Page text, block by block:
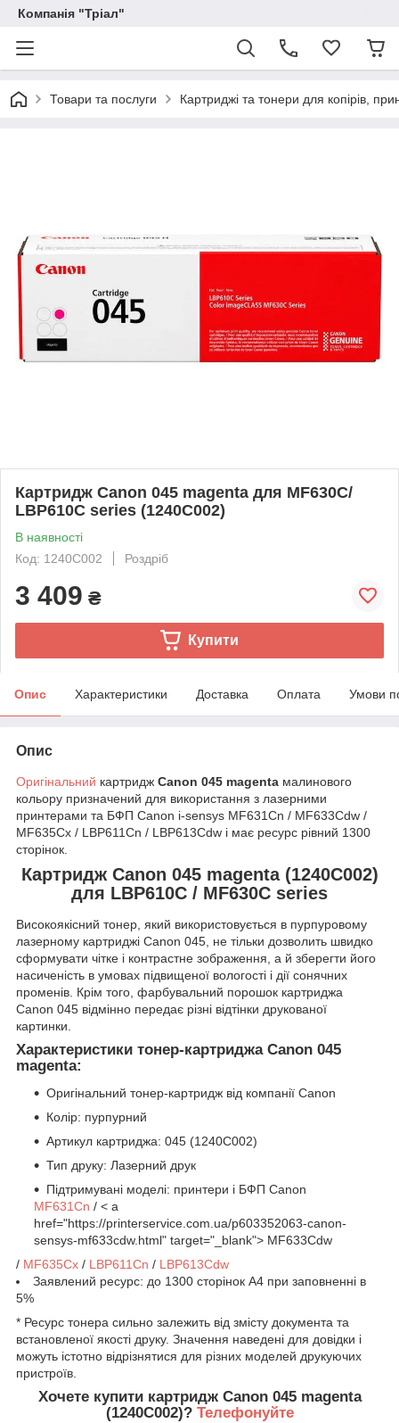
Компанія "Тріал"
Товари та послуги Картриджі та тонери для копірів,
Картридж Canon 045 magenta для MF630C/
LBP610C series (1240C002)
В наявності
Код: 1240C002
Роздріб
3 409 ₴
Купити
Опис Характеристики Доставка Оплата Умови
Опис
Оригінальний картридж Canon 045 magenta малинового
кольору призначений для використання з лазерними
принтерами та БФП Canon i-sensys MF631Cn / MF633Cdw /
MF635Cx / LBP611Cn / LBP613Cdw і має ресурс рівний 1300
сторінок.
Картридж Canon 045 magenta (1240C002)
для LBP610C / MF630C series
Високоякісний тонер, який використовується в пурпуровому
лазерному картриджі Canon 045, не тільки дозволить швидко
сформувати чітке і контрастне зображення, а й зберегти його
насиченість в умовах підвищеної вологості і дії сонячних
променів. Крім того, фарбувальний порошок картриджа
Canon 045 відмінно передає різні відтінки друкованої
картинки.
Характеристики тонер-картриджа Canon 045
magenta:
Оригінальний тонер-картридж від компанії Canon
Колір: пурпурний
Артикул картриджа: 045 (1240C002)
Тип друку: Лазерний друк
Підтримувані моделі: принтери і БФП Canon
MF631Cn / < a
href="https://printerservice.com.ua/p603352063-canon-
sensys-mf633cdw.html" target="_blank"> MF633Cdw
/ MF635Cx / LBP611Cn / LBP613Cdw
Заявлений ресурс: до 1300 сторінок А4 при заповненні в
5%
* Ресурс тонера сильно залежить від змісту документа та
встановленої якості друку. Значення наведені для довідки і
можуть істотно відрізнятися для різних моделей друкуючих
пристроїв.
Хочете купити картридж Canon 045 magenta
(1240C002)? Телефонуйте